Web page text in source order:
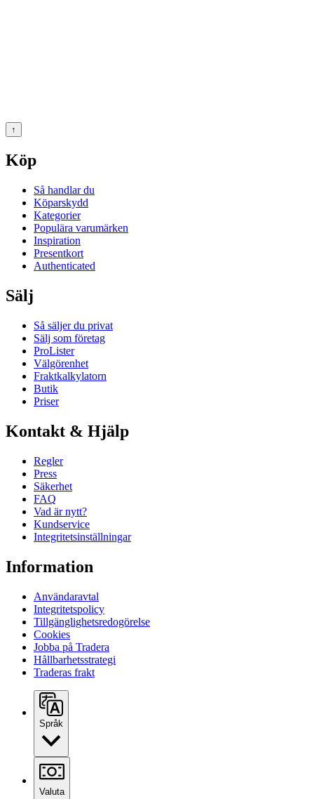
↑
Köp
Så handlar du
Köparskydd
Kategorier
Populära varumärken
Inspiration
Presentkort
Authenticated
Sälj
Så säljer du privat
Sälj som företag
ProLister
Välgörenhet
Fraktkalkylatorn
Butik
Priser
Kontakt & Hjälp
Regler
Press
Säkerhet
FAQ
Vad är nytt?
Kundservice
Integritetsinställningar
Information
Användaravtal
Integritetspolicy
Tillgänglighetsredogörelse
Cookies
Jobba på Tradera
Hållbarhetsstrategi
Traderas frakt
Språk
Valuta